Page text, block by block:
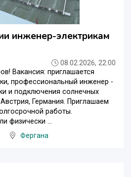
инженер-электрикам
08.02.2026, 22:00
Вакансия: приглашается
профессиональный инженер -
и подключения солнечных
Германия. Приглашаем
работы.
физически ...
Фергана